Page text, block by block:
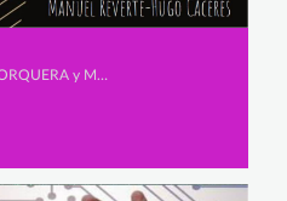
Secundaria, HUGO CÁCERES JORQUERA y MANUEL REVERTE VIÚDEZ